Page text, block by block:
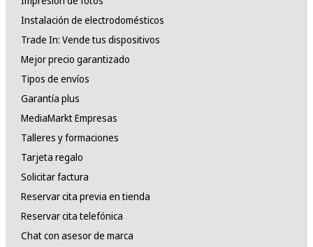
Instalación de electrodomésticos
Trade In: Vende tus dispositivos
Mejor precio garantizado
Tipos de envíos
Garantía plus
MediaMarkt Empresas
Talleres y formaciones
Tarjeta regalo
Solicitar factura
Reservar cita previa en tienda
Reservar cita telefónica
Chat con asesor de marca